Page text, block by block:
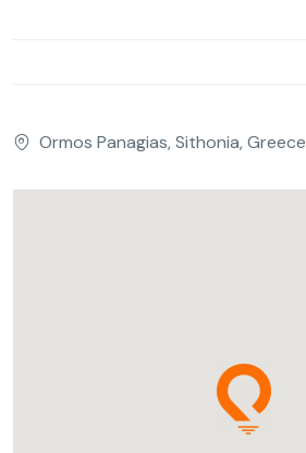
Ormos Panagias, Sithonia, Greece